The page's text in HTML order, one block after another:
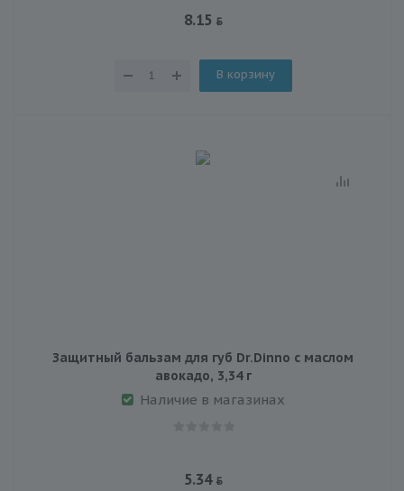
8.15
В корзину
Защитный бальзам для губ Dr.Dinno с маслом
авокадо, 3,34 г
Наличие в магазинах
5.34